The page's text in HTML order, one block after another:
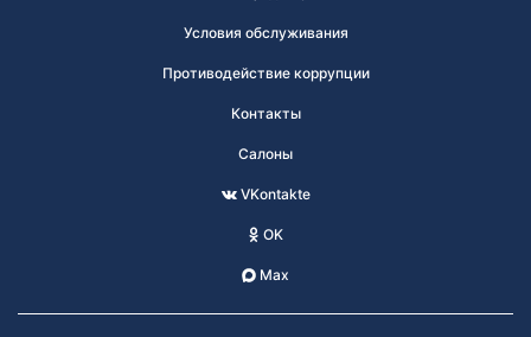
Условия обслуживания
Противодействие коррупции
Контакты
Салоны
VKontakte
OK
Max